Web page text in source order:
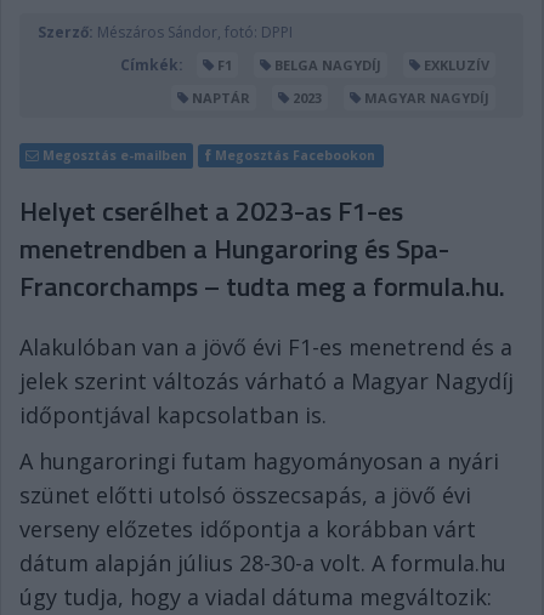
Szerző: Mészáros Sándor, fotó: DPPI
Címkék:
F1 BELGA NAGYDÍJ
EXKLUZÍV
NAPTÁR
2023 MAGYAR NAGYDÍJ
Megosztás e-mailben Megosztás Facebookon
Helyet cserélhet a 2023-as F1-es
menetrendben a Hungaroring és Spa-
Francorchamps – tudta meg a formula.hu.
Alakulóban van a jövő évi F1-es menetrend és a
jelek szerint változás várható a Magyar Nagydíj
időpontjával kapcsolatban is.
A hungaroringi futam hagyományosan a nyári
szünet előtti utolsó összecsapás, a jövő évi
verseny előzetes időpontja a korábban várt
dátum alapján július 28-30-a volt. A formula.hu
úgy tudja, hogy a viadal dátuma megváltozik: